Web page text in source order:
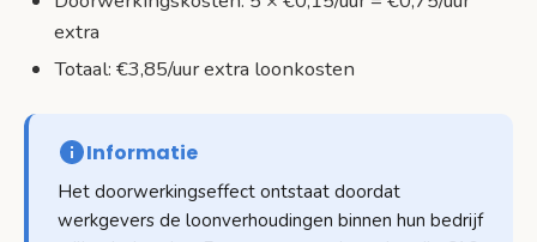
extra
Totaal: €3,85/uur extra loonkosten
Informatie
Het doorwerkingseffect ontstaat doordat
werkgevers de loonverhoudingen binnen hun bedrijf